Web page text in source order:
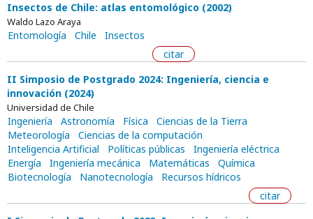
Insectos de Chile: atlas entomológico (2002)
Waldo Lazo Araya
Entomología Chile
Insectos
citar
II Simposio de Postgrado 2024: Ingeniería, ciencia e
innovación (2024)
Universidad de Chile
Ingeniería Astronomía Física
Ciencias de la Tierra
Meteorología
Ciencias de la computación
Inteligencia Artificial
Políticas públicas
Ingeniería eléctrica
Energía
Ingeniería mecánica Matemáticas
Química
Biotecnología
Nanotecnología
Recursos hídricos
citar